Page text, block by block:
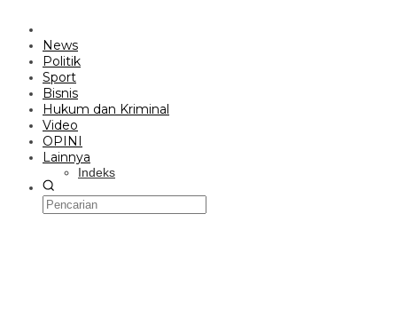
News
Politik
Sport
Bisnis
Hukum dan Kriminal
Video
OPINI
Lainnya
Indeks